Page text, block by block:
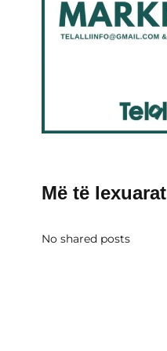
Më të lexuarat
No shared posts